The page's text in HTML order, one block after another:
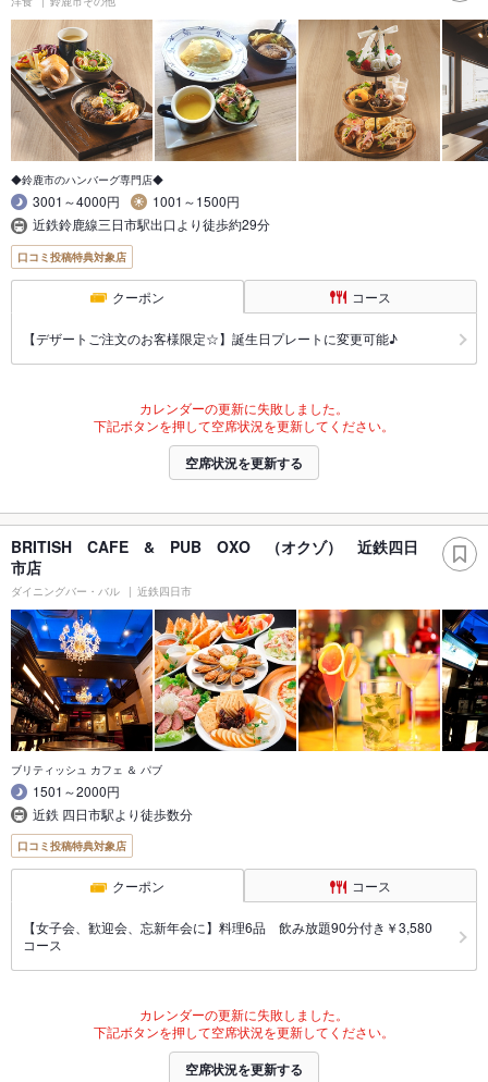
◆鈴鹿市のハンバーグ専門店◆
3001～4000円
1001～1500円
近鉄鈴鹿線三日市駅出口より徒歩約29分
口コミ投稿特典対象店
クーポン コース
【デザートご注文のお客様限定☆】誕生日プレートに変更可能♪
カレンダーの更新に失敗しました。
下記ボタンを押して空席状況を更新してください。
空席状況を更新する
BRITISH CAFE & PUB OXO （オクゾ） 近鉄四日
市店
ダイニングバー・バル 近鉄四日市
ブリティッシュ カフェ ＆ パブ
1501～2000円
近鉄 四日市駅より徒歩数分
口コミ投稿特典対象店
クーポン コース
【女子会、歓迎会、忘新年会に】料理6品 飲み放題90分付き￥3,580
コース
カレンダーの更新に失敗しました。
下記ボタンを押して空席状況を更新してください。
空席状況を更新する